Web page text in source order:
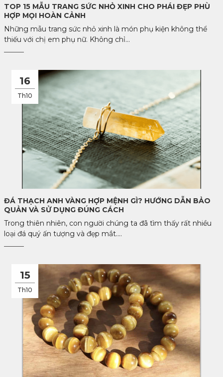
TOP 15 MẪU TRANG SỨC NHỎ XINH CHO PHÁI ĐẸP PHÙ
HỢP MỌI HOÀN CẢNH
Những mẫu trang sức nhỏ xinh là món phụ kiện không thể
thiếu với chị em phụ nữ. Không chỉ...
16
Th10
ĐÁ THẠCH ANH VÀNG HỢP MỆNH GÌ? HƯỚNG DẪN BẢO
QUẢN VÀ SỬ DỤNG ĐÚNG CÁCH
Trong thiên nhiên, con người chúng ta đã tìm thấy rất nhiều
loại đá quý ấn tượng và đẹp mắt....
15
Th10